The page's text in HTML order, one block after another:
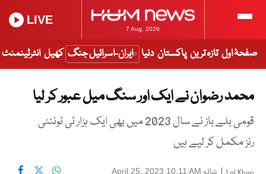
7 Aug, 2026
LIVE
صفحۂ اول تازہ ترین پاکستان دنیا ایران-اسرائیل جنگ کھیل انٹرٹینمنٹ
محمد رضوان نے ایک اور سنگ میل عبور کر لیا
قومی بلے باز نے سال 2023 میں بھی ایک ہزار ٹی ٹوئنٹی
رنز مکمل کر لیے ہیں
April 25, 2023 10:11 AM